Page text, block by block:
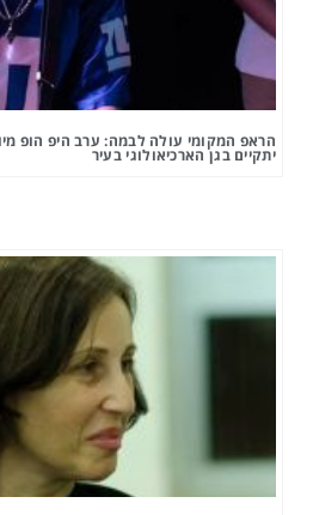
הראפ המקומי עולה לבמה: ערב היפ הופ
יתקיים בגן הארכיאולוגי בעיר